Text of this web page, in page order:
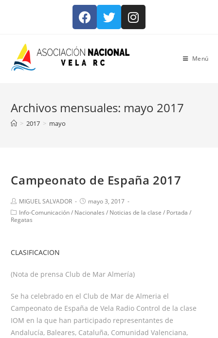
Menú
Archivos mensuales: mayo 2017
> 2017 > mayo
Campeonato de España 2017
MIGUEL SALVADOR
mayo 3, 2017
Info-Comunicación / Nacionales / Noticias de la clase / Portada /
Regatas
CLASIFICACION
(Nota de prensa Club de Mar Almería)
Se ha celebrado en el Club de Mar de Almeria el
Campeonato de España de Vela Radio Control de la clase
IOM en la que han participado representantes de
Andalucía, Baleares, Cataluña, Comunidad Valenciana,